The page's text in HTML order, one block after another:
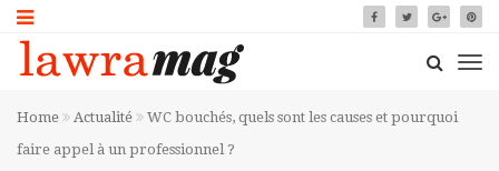
Home Actualité
WC bouchés, quels sont les causes et pourquoi
faire appel à un professionnel ?